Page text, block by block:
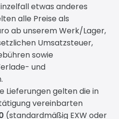
etwas anderes
alle Preise als
ab unserem Werk/Lager,
Umsatzsteuer,
sowie
und
Lieferungen gelten die in
vereinbarten
(standardmäßig EXW oder